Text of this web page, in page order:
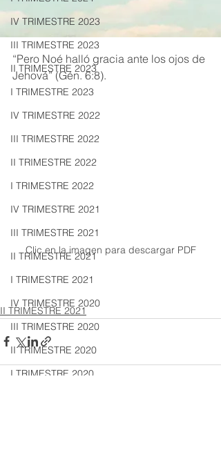
IV TRIMESTRE 2023
III TRIMESTRE 2023
II TRIMESTRE 2023
I TRIMESTRE 2023
IV TRIMESTRE 2022
III TRIMESTRE 2022
II TRIMESTRE 2022
I TRIMESTRE 2022
IV TRIMESTRE 2021
III TRIMESTRE 2021
II TRIMESTRE 2021
I TRIMESTRE 2021
IV TRIMESTRE 2020
III TRIMESTRE 2020
II TRIMESTRE 2020
I TRIMESTRE 2020
“Pero Noé halló gracia ante los ojos de
Jehová” (Gén. 6:8).
Clic en la imagen para descargar PDF
II TRIMESTRE 2021